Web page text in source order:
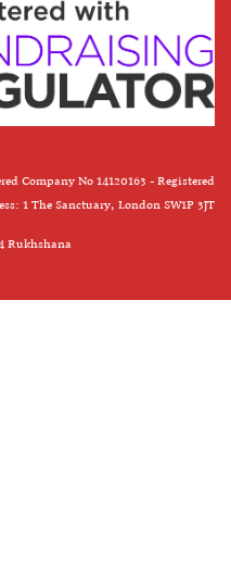
Company No 14120163 - Registered
1 The Sanctuary, London SW1P 3JT
Rukhshana